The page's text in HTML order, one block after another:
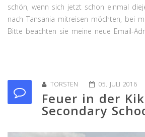
schön, wenn sich jetzt schon einmal
nach Tansania mitreisen möchten, bei
Bitte beachten sie meine neue Email-
TORSTEN 05. JULI 2016
Feuer in der
Secondary